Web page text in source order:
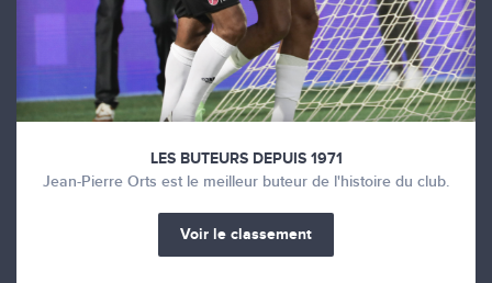
LES BUTEURS DEPUIS 1971
Jean-Pierre Orts est le meilleur buteur de l'histoire du club.
Voir le classement